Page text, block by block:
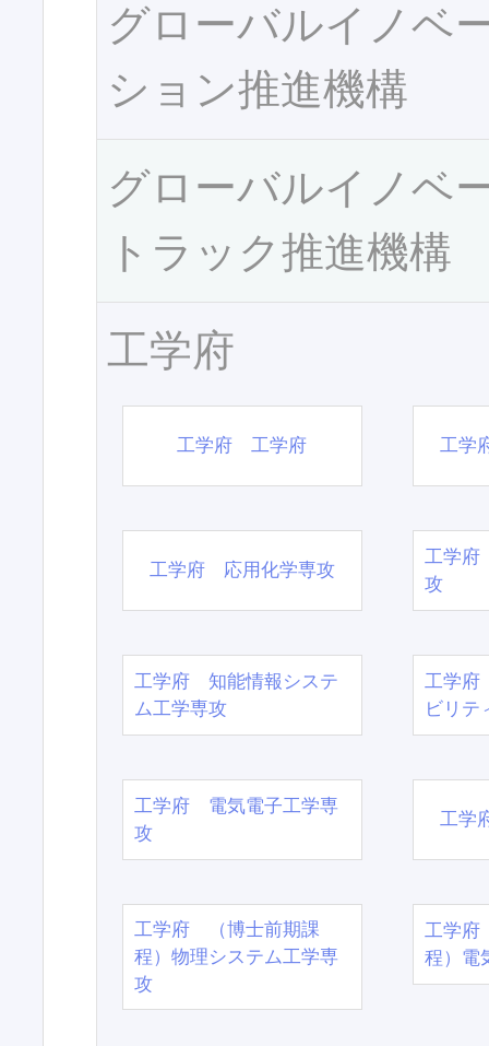
グローバルイノベ
ション推進機構
グローバルイノベ
トラック推進機構
工学府
工学府 工学府 工学
工学府 応用化学専攻
工学府
攻
工学府 知能情報システ
ム工学専攻
工学府
ビリテ
工学府 電気電子工学専
攻
工学
工学府 （博士前期課
程）物理システム工学専
攻
工学
程）電